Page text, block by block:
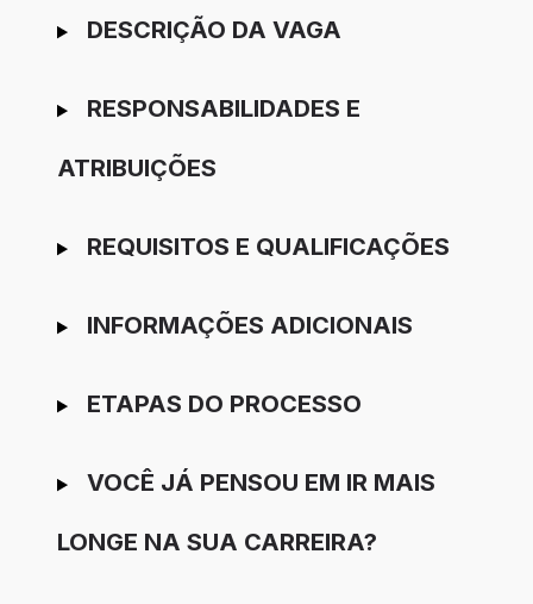
Ir para candidatura
DESCRIÇÃO DA VAGA
RESPONSABILIDADES E
ATRIBUIÇÕES
REQUISITOS E QUALIFICAÇÕES
INFORMAÇÕES ADICIONAIS
ETAPAS DO PROCESSO
VOCÊ JÁ PENSOU EM IR MAIS
LONGE NA SUA CARREIRA?